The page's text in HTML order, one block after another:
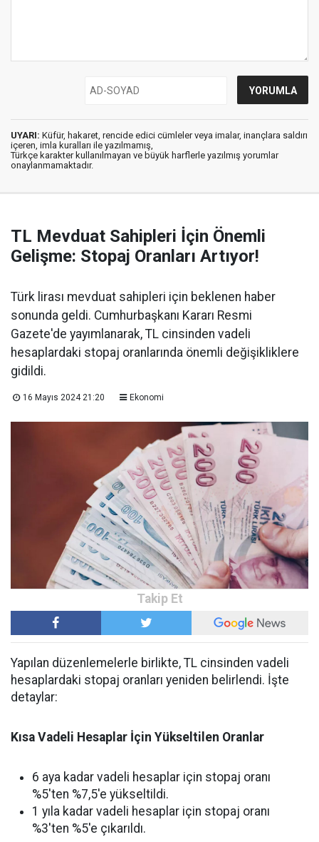
UYARI: Küfür, hakaret, rencide edici cümleler veya imalar, inançlara saldırı
içeren, imla kuralları ile yazılmamış,
Türkçe karakter kullanılmayan ve büyük harflerle yazılmış yorumlar
onaylanmamaktadır.
TL Mevduat Sahipleri İçin Önemli
Gelişme: Stopaj Oranları Artıyor!
Türk lirası mevduat sahipleri için beklenen haber
sonunda geldi. Cumhurbaşkanı Kararı Resmi
Gazete'de yayımlanarak, TL cinsinden vadeli
hesaplardaki stopaj oranlarında önemli değişikliklere
gidildi.
16 Mayıs 2024 21:20 Ekonomi
Yapılan düzenlemelerle birlikte, TL cinsinden vadeli
hesaplardaki stopaj oranları yeniden belirlendi. İşte
detaylar:
Kısa Vadeli Hesaplar İçin Yükseltilen Oranlar
6 aya kadar vadeli hesaplar için stopaj oranı
%5'ten %7,5'e yükseltildi.
1 yıla kadar vadeli hesaplar için stopaj oranı
%3'ten %5'e çıkarıldı.